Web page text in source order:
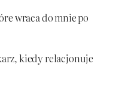
wraca do mnie po
kiedy relacjonuje